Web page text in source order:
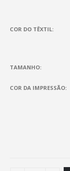
COR DO TÊXTIL
TAMANHO
COR DA IMPRESSÃO